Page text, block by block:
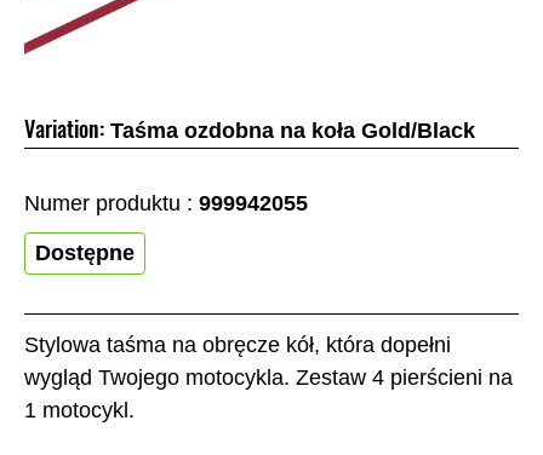
Stylowa taśma na obręcze kół, która dopełni
wygląd Twojego motocykla. Zestaw 4 pierścieni na
1 motocykl.
Variation: Taśma ozdobna na koła Gold/Black
Numer produktu : 999942055
Dostępne